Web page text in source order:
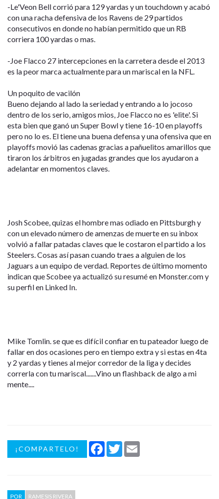
-Le'Veon Bell corrió para 129 yardas y un touchdown y acabó
con una racha defensiva de los Ravens de 29 partidos
consecutivos en donde no habían permitido que un RB
corriera 100 yardas o mas.
-Joe Flacco 27 intercepciones en la carretera desde el 2013
es la peor marca actualmente para un mariscal en la NFL.
Un poquito de vacilón
Bueno dejando al lado la seriedad y entrando a lo jocoso
dentro de los serio, amigos mios, Joe Flacco no es 'elite'. Si
esta bien que ganó un Super Bowl y tiene 16-10 en playoffs
pero no lo es. El tiene una buena defensa y una ofensiva que en
playoffs movió las cadenas gracias a pañuelitos amarillos que
tiraron los árbitros en jugadas grandes que los ayudaron a
adelantar en momentos claves.
Josh Scobee, quizas el hombre mas odiado en Pittsburgh y
con un elevado número de amenzas de muerte en su inbox
volvió a fallar patadas claves que le costaron el partido a los
Steelers. Cosas así pasan cuando traes a alguien de los
Jaguars a un equipo de verdad. Reportes de último momento
indican que Scobee ya actualizó su resumé en Monster.com y
su perfil en Linked In.
Mike Tomlin. se que es difícil confiar en tu pateador luego de
fallar en dos ocasiones pero en tiempo extra y si estas en 4ta
y 2 yardas y tienes al mejor corredor de la liga y decides
correrla con tu mariscal.......Vino un flashback de algo a mi
mente....
¡COMPARTELO! Facebook
Twitter
POR
RAMESIS RIVERA